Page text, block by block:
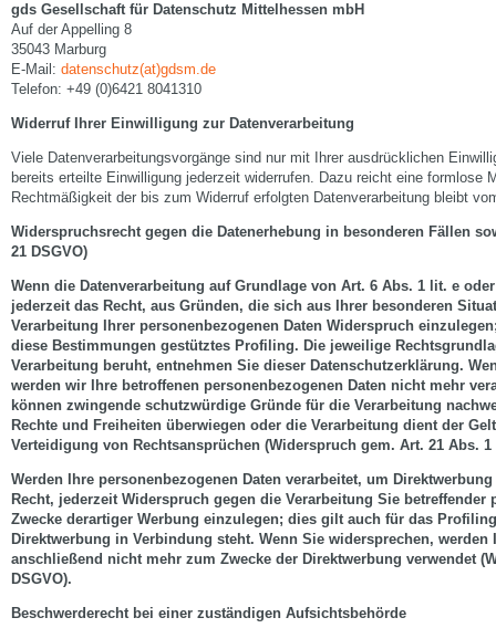
gds Gesellschaft für Datenschutz Mittelhessen mbH
Auf der Appelling 8
35043 Marburg
E-Mail: datenschutz(at)gdsm.de
Telefon: +49 (0)6421 8041310
Widerruf Ihrer Einwilligung zur Datenverarbeitung
Viele Datenverarbeitungsvorgänge sind nur mit Ihrer ausdrücklichen
bereits erteilte Einwilligung jederzeit widerrufen. Dazu reicht eine formlose
Rechtmäßigkeit der bis zum Widerruf erfolgten Datenverarbeitung bleibt
Widerspruchsrecht gegen die Datenerhebung in besonderen Fällen
21 DSGVO)
Wenn die Datenverarbeitung auf Grundlage von Art. 6 Abs. 1 lit. e
jederzeit das Recht, aus Gründen, die sich aus Ihrer besonderen
Verarbeitung Ihrer personenbezogenen Daten Widerspruch
diese Bestimmungen gestütztes Profiling. Die jeweilige
Verarbeitung beruht, entnehmen Sie dieser Datenschutzerklärung.
werden wir Ihre betroffenen personenbezogenen Daten nicht mehr
können zwingende schutzwürdige Gründe für die Verarbeitung
Rechte und Freiheiten überwiegen oder die Verarbeitung dient der
Verteidigung von Rechtsansprüchen (Widerspruch gem. Art. 21 Abs. 1
Werden Ihre personenbezogenen Daten verarbeitet, um
Recht, jederzeit Widerspruch gegen die Verarbeitung Sie betreffender
Zwecke derartiger Werbung einzulegen; dies gilt auch für das
Direktwerbung in Verbindung steht. Wenn Sie widersprechen, werden
anschließend nicht mehr zum Zwecke der Direktwerbung verwendet
DSGVO).
Beschwerderecht bei einer zuständigen Aufsichtsbehörde